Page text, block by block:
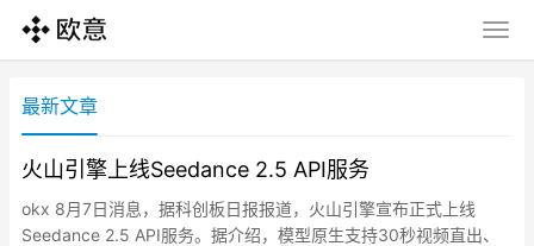
最新文章
火山引擎上线Seedance 2.5 API服务
okx 8月7日消息，据科创板日报报道，火山引擎宣布正式上线
Seedance 2.5 API服务。据介绍，模型原生支持30秒视频直出、